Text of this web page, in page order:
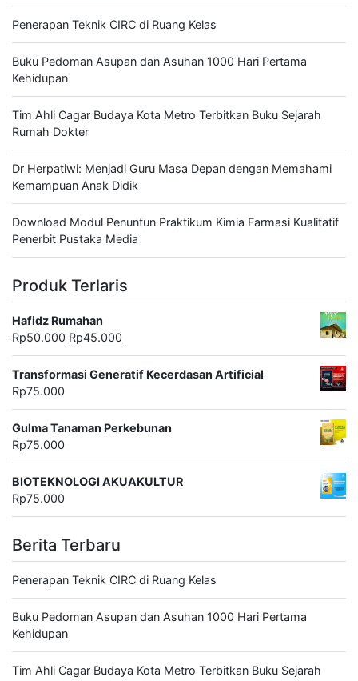
Penerapan Teknik CIRC di Ruang Kelas
Buku Pedoman Asupan dan Asuhan 1000 Hari Pertama
Kehidupan
Tim Ahli Cagar Budaya Kota Metro Terbitkan Buku Sejarah
Rumah Dokter
Dr Herpatiwi: Menjadi Guru Masa Depan dengan Memahami
Kemampuan Anak Didik
Download Modul Penuntun Praktikum Kimia Farmasi Kualitatif
Penerbit Pustaka Media
Produk Terlaris
Hafidz Rumahan
Rp50.000 Harga
aslinya
adalah:
Rp45.000
saat
ini
Transformasi Generatif Kecerdasan Artificial
Rp75.000
Gulma Tanaman Perkebunan
Rp75.000
BIOTEKNOLOGI AKUAKULTUR
Rp75.000
Berita Terbaru
Penerapan Teknik CIRC di Ruang Kelas
Buku Pedoman Asupan dan Asuhan 1000 Hari Pertama
Kehidupan
Tim Ahli Cagar Budaya Kota Metro Terbitkan Buku Sejarah